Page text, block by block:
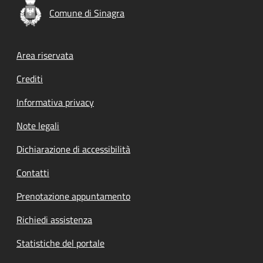
Comune di Sinagra
Footer menu
Area riservata
Crediti
Informativa privacy
Note legali
Dichiarazione di accessibilità
Contatti
Prenotazione appuntamento
Richiedi assistenza
Statistiche del portale